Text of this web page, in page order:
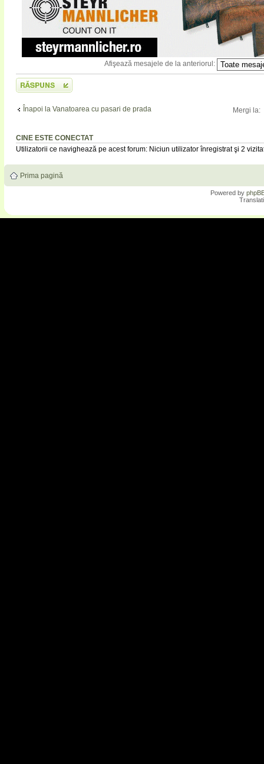
Afişează mesajele de la anteriorul:
Scrie un răspuns
Înapoi la Vanatoarea cu pasari de prada Mergi la:
CINE ESTE CONECTAT
Utilizatorii ce navighează pe acest forum: Niciun utilizator înregistrat şi 2
Prima pagină
Powered by